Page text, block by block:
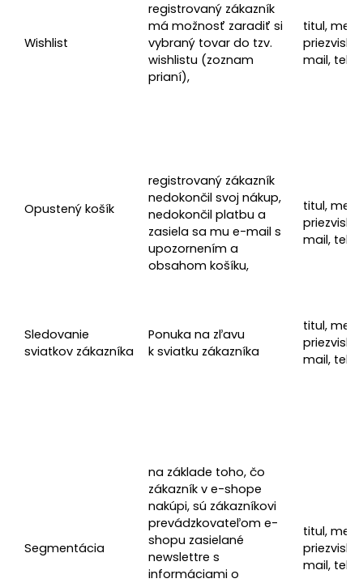
Wishlist
registrovaný zákazník
má možnosť zaradiť si
vybraný tovar do tzv.
wishlistu (zoznam
prianí),
titul,
mail,
Opustený košík
registrovaný zákazník
nedokončil svoj nákup,
nedokončil platbu a
zasiela sa mu e-mail s
upozornením a
obsahom košíku,
titul,
mail,
Sledovanie
sviatkov zákazníka
Ponuka na zľavu
k sviatku zákazníka
titul,
mail,
Segmentácia
na základe toho, čo
zákazník v e-shope
nakúpi, sú zákazníkovi
prevádzkovateľom e-
shopu zasielané
newslettre s
informáciami o
titul,
mail,